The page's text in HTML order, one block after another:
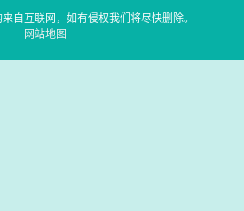
自互联网，如有侵权我们将尽快删除。
网站地图